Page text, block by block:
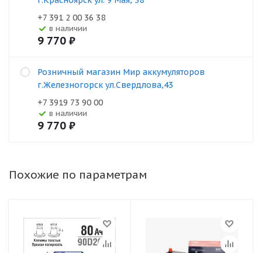
+7 391 2 00 36 38
В наличии
9 770 ₽
Розничный магазин Мир аккумуляторов
г.Железногорск ул.Свердлова,43
+7 3919 73 90 00
В наличии
9 770 ₽
Похожие по параметрам